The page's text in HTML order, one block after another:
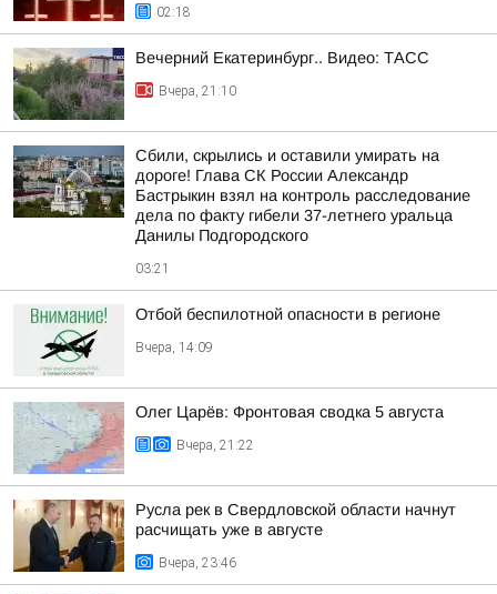
02:18
Вечерний Екатеринбург.. Видео: ТАСС
Вчера, 21:10
Сбили, скрылись и оставили умирать на
дороге! Глава СК России Александр
Бастрыкин взял на контроль расследование
дела по факту гибели 37-летнего уральца
Данилы Подгородского
03:21
Отбой беспилотной опасности в регионе
Вчера, 14:09
Олег Царёв: Фронтовая сводка 5 августа
Вчера, 21:22
Русла рек в Свердловской области начнут
расчищать уже в августе
Вчера, 23:46